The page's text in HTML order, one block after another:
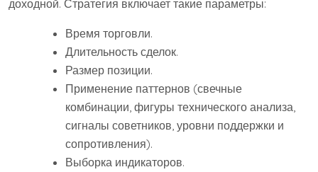
доходной. Стратегия включает такие параметры:
Время торговли.
Длительность сделок.
Размер позиции.
Применение паттернов (свечные
комбинации, фигуры технического анализа,
сигналы советников, уровни поддержки и
сопротивления).
Выборка индикаторов.